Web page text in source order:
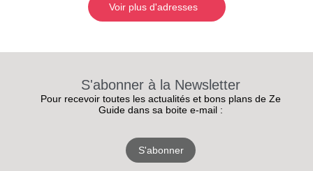
Voir plus d'adresses
S'abonner à la Newsletter
Pour recevoir toutes les actualités et bons plans de Ze
Guide dans sa boite e-mail :
S'abonner